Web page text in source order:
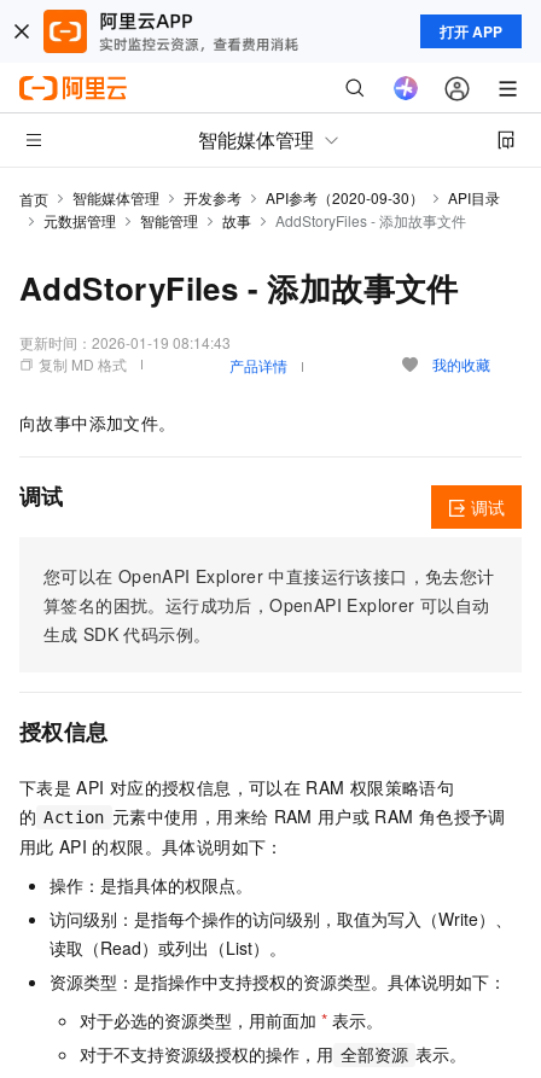
打开 APP
智能媒体管理
首页 智能媒体管理 开发参考 API参考（2020-09-30）
API目录
元数据管理
智能管理 故事 AddStoryFiles - 添加故事文件
AddStoryFiles - 添加故事文件
更新时间： 2026-01-19 08:14:43
复制 MD 格式
产品详情 我的收藏
向故事中添加文件。
调试
您可以在 OpenAPI Explorer 中直接运行该接口，免去您计
算签名的困扰。运行成功后，OpenAPI Explorer 可以自动
生成 SDK 代码示例。
调试
授权信息
下表是 API 对应的授权信息，可以在 RAM 权限策略语句
的 Action 元素中使用，用来给 RAM 用户或 RAM 角色授予调
用此 API 的权限。具体说明如下：
操作：是指具体的权限点。
访问级别：是指每个操作的访问级别，取值为写入（Write）、
读取（Read）或列出（List）。
资源类型：是指操作中支持授权的资源类型。具体说明如下：
对于必选的资源类型，用前面加 * 表示。
对于不支持资源级授权的操作，用 全部资源 表示。